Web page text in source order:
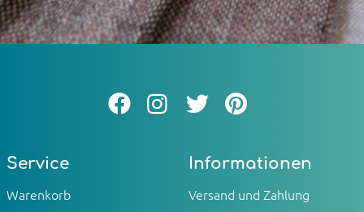
Service
Warenkorb
Informationen
Versand und Zahlung